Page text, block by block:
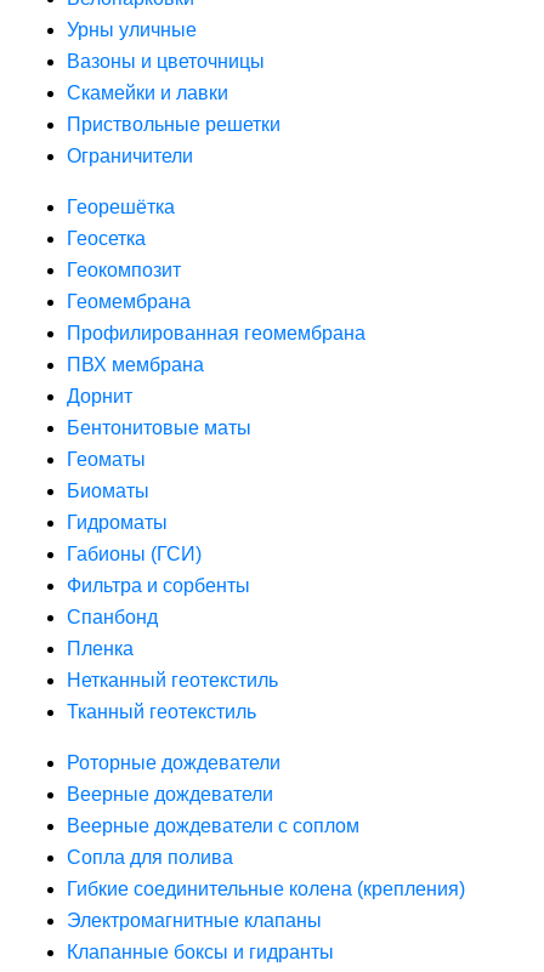
Урны уличные
Вазоны и цветочницы
Скамейки и лавки
Приствольные решетки
Ограничители
Георешётка
Геосетка
Геокомпозит
Геомембрана
Профилированная геомембрана
ПВХ мембрана
Дорнит
Бентонитовые маты
Геоматы
Биоматы
Гидроматы
Габионы (ГСИ)
Фильтра и сорбенты
Спанбонд
Пленка
Нетканный геотекстиль
Тканный геотекстиль
Роторные дождеватели
Веерные дождеватели
Веерные дождеватели с соплом
Сопла для полива
Гибкие соединительные колена (крепления)
Электромагнитные клапаны
Клапанные боксы и гидранты